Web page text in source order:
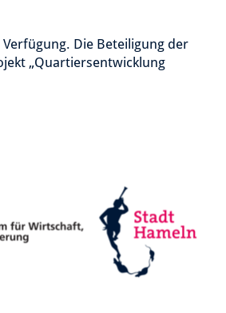
Die Beteiligung der
„Quartiersentwicklung